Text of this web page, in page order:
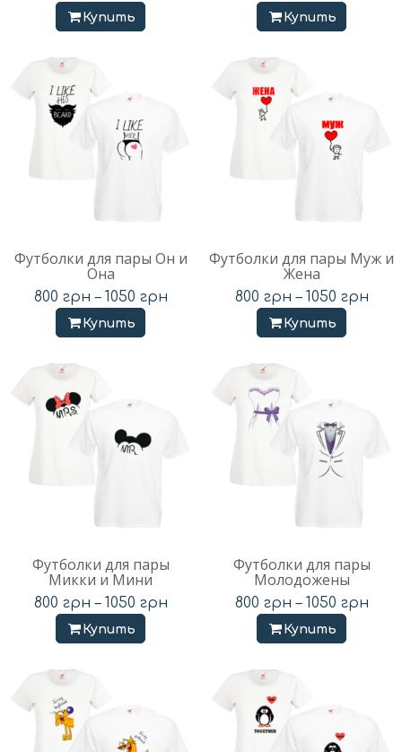
Купить Купить
Футболки для пары Он и
Она
800 грн – 1050 грн
Купить
Футболки для пары Муж и
Жена
800 грн – 1050 грн
Купить
Футболки для пары
Микки и Мини
800 грн – 1050 грн
Купить
Футболки для пары
Молодожены
800 грн – 1050 грн
Купить